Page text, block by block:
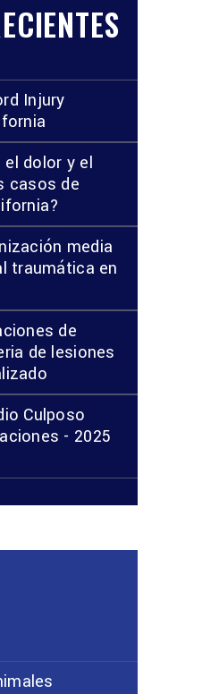
Injury
el dolor y el
casos de
media
traumática en
de
de lesiones
Culposo
- 2025